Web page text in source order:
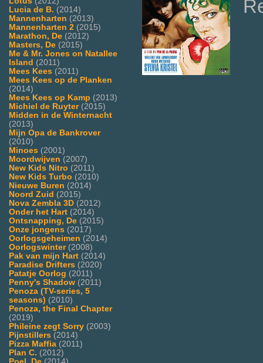
Lucia de B. (2014)
Mannenharten (2013)
Mannenharten 2 (2015)
Marathon, De (2012)
Masters, De (2015)
Me & Mr. Jones on Natallee
Island (2011)
Mees Kees (2011)
Mees Kees op de Planken
(2014)
Mees Kees op Kamp (2013)
Michiel de Ruyter(2015)
Midden in de Winternacht
(2013)
Mijn Opa de Bankrover
(2010)
Minoes (2001)
Moordwijven (2007)
New Kids Nitro (2011)
New Kids Turbo (2010)
Nieuwe Buren (2014)
Noord Zuid (2015)
Nova Zembla 3D (2012)
Onder het Hart (2014)
Ontsnapping, De (2015)
Onze jongens (2017)
Oorlogsgeheimen (2014)
Oorlogswinter(2008)
Pak van mijn Hart (2014)
Paradise Drifters (2020)
Patatje Oorlog (2011)
Penny's Shadow (2011)
Penoza (TV-series, 5
seasons) (2010)
Penoza, the Final Chapter
(2019)
Phileine zegt Sorry (2003)
Pijnstillers (2014)
Pizza Maffia (2011)
Plan C. (2012)